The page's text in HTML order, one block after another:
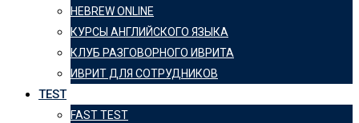
HEBREW ONLINE
КУРСЫ АНГЛИЙСКОГО ЯЗЫКА
КЛУБ РАЗГОВОРНОГО ИВРИТА
ИВРИТ ДЛЯ СОТРУДНИКОВ
TEST
FAST TEST